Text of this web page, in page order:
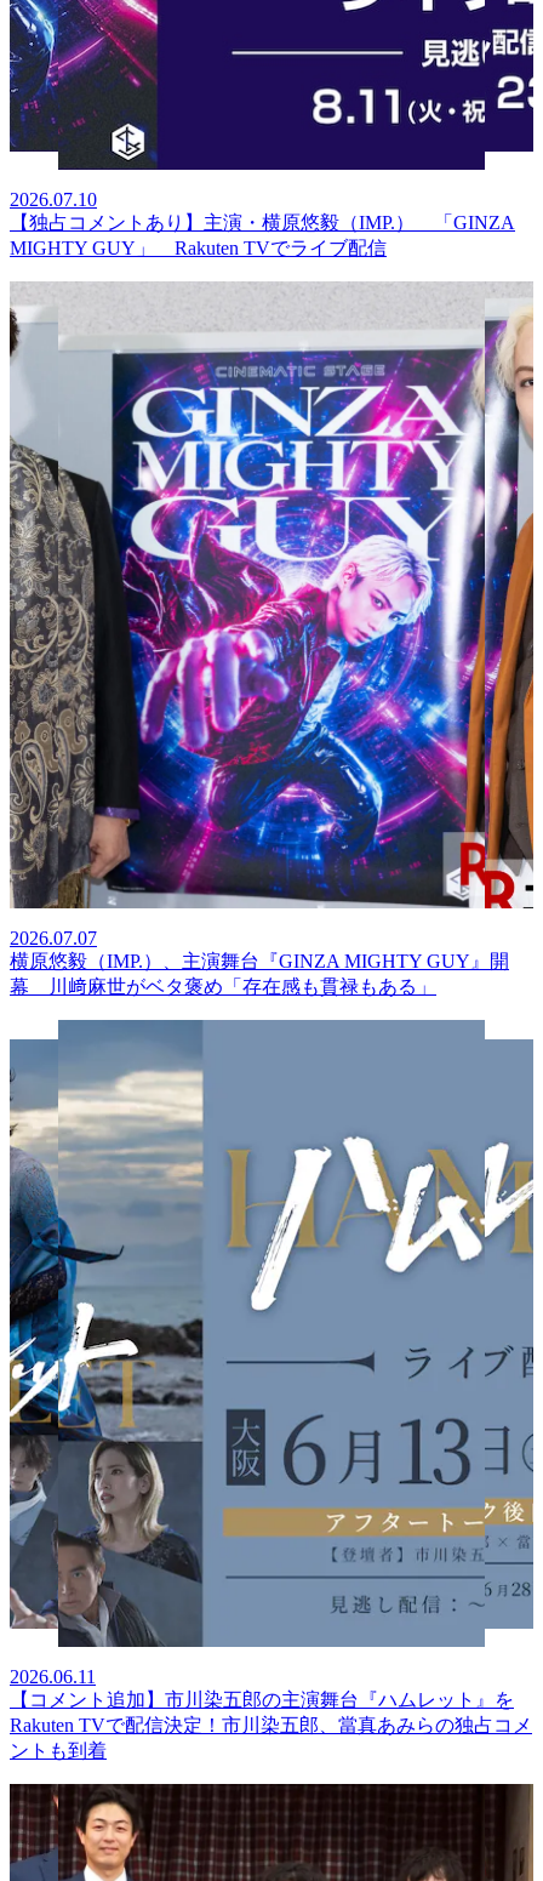
2026.07.10
【独占コメントあり】主演・横原悠毅（IMP.） 「GINZA
MIGHTY GUY」 Rakuten TVでライブ配信
2026.07.07
横原悠毅（IMP.）、主演舞台『GINZA MIGHTY GUY』開
幕 川﨑麻世がベタ褒め「存在感も貫禄もある」
2026.06.11
【コメント追加】市川染五郎の主演舞台『ハムレット』を
Rakuten TVで配信決定！市川染五郎、當真あみらの独占コメ
ントも到着